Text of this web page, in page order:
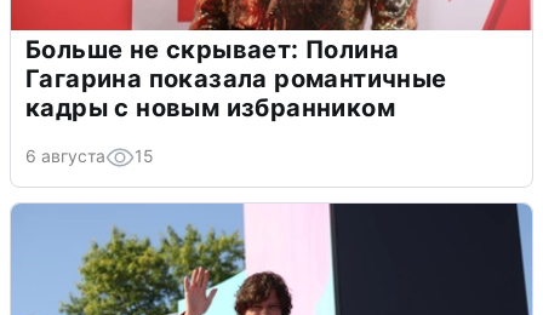
Больше не скрывает: Полина
Гагарина показала романтичные
кадры с новым избранником
6 августа 15